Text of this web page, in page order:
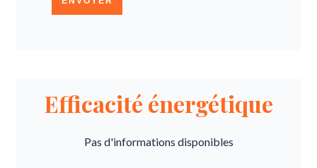
Efficacité énergétique
Pas d'informations disponibles